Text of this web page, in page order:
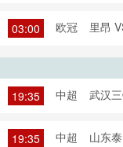
03:00 欧冠 里昂
19:35
中超 武汉
19:35 中超 山东